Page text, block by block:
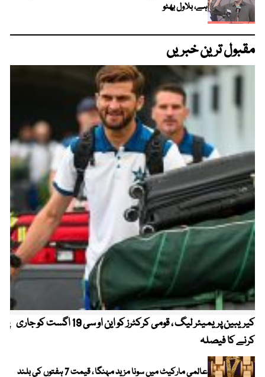
ہے، بلاول بھٹو
مقبول ترین خبریں
کیریبین پریمیئر لیگ ، قومی کرکٹرز کو این او سی 19 اگست کو جاری
کرنے کا فیصلہ
عالمی مارکیٹ میں سونا مزید مہنگا ، قیمت 7 ہفتوں کی بلند